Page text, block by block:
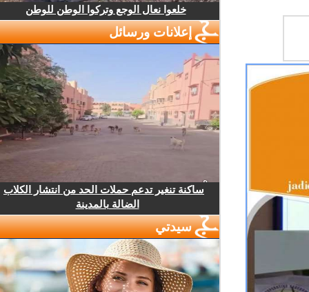
خلعوا نعال الوجع وتركوا الوطن للوطن
إعلانات ورسائل
ساكنة تنغير تدعم حملات الحد من انتشار الكلاب
الضالة بالمدينة
سيدتي